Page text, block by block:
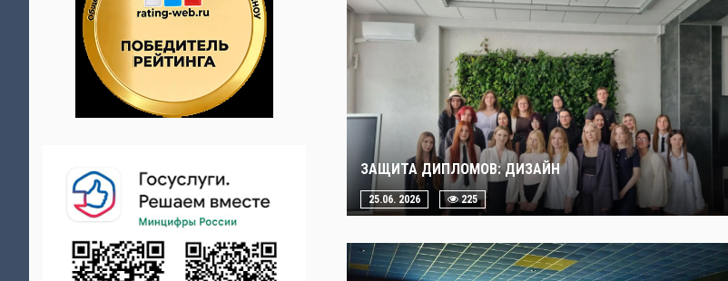
ЗАЩИТА ДИПЛОМОВ: ДИЗАЙН
25.06. 2026 225